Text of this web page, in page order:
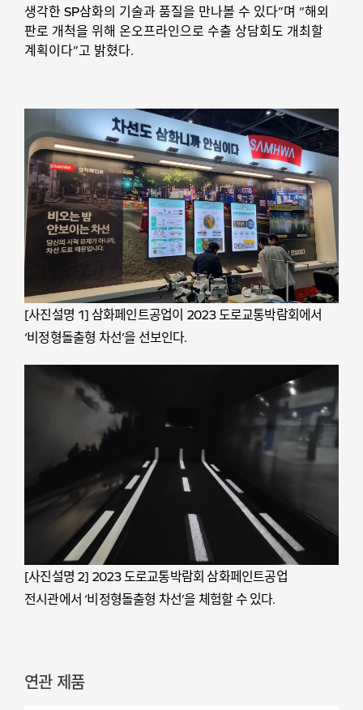
생각한 SP삼화의 기술과 품질을 만나볼 수 있다”며 “해외
판로 개척을 위해 온오프라인으로 수출 상담회도 개최할
계획이다”고 밝혔다.
[사진설명 1] 삼화페인트공업이 2023 도로교통박람회에서
‘비정형돌출형 차선’을 선보인다.
[사진설명 2] 2023 도로교통박람회 삼화페인트공업
전시관에서 ‘비정형돌출형 차선’을 체험할 수 있다.
연관 제품